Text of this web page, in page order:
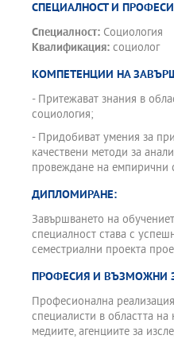
СПЕЦИАЛНОСТ И
Специалност: Социология
Квалификация: социолог
КОМПЕТЕНЦИИ НА
- Притежават знания в
социология;
- Придобиват умения за
качествени методи за
провеждане на емпирични
ДИПЛОМИРАНЕ:
Завършването на
специалност става с
семестриални проекта
ПРОФЕСИЯ И ВЪЗМОЖНИ
Професионална
специалисти в областта на
медиите, агенциите за